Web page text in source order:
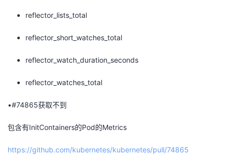
reflector_lists_total
reflector_short_watches_total
reflector_watch_duration_seconds
reflector_watches_total
•#74865获取不到
包含有InitContainers的Pod的Metrics
https://github.com/kubernetes/kubernetes/pull/74865